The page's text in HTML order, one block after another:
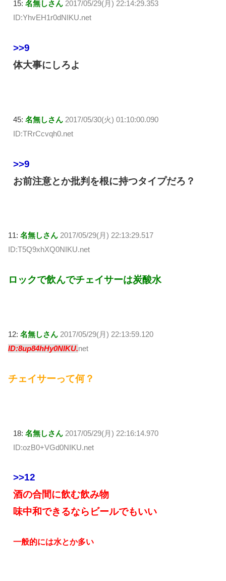
15: 名無しさん 2017/05/29(月) 22:14:29.353
ID:YhvEH1r0dNIKU.net
>>9
体大事にしろよ
45: 名無しさん 2017/05/30(火) 01:10:00.090
ID:TRrCcvqh0.net
>>9
お前注意とか批判を根に持つタイプだろ？
11: 名無しさん 2017/05/29(月) 22:13:29.517
ID:T5Q9xhXQ0NIKU.net
ロックで飲んでチェイサーは炭酸水
12: 名無しさん 2017/05/29(月) 22:13:59.120
ID:8up84hHy0NIKU.net
チェイサーって何？
18: 名無しさん 2017/05/29(月) 22:16:14.970
ID:ozB0+VGd0NIKU.net
>>12
酒の合間に飲む飲み物
味中和できるならビールでもいい
一般的には水とか多い